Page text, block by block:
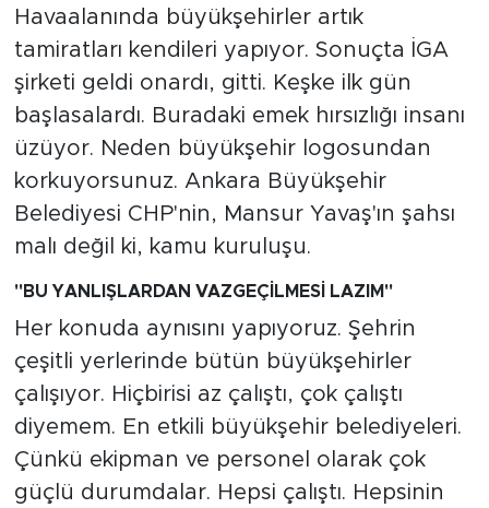
Havaalanında büyükşehirler artık
tamiratları kendileri yapıyor. Sonuçta İGA
şirketi geldi onardı, gitti. Keşke ilk gün
başlasalardı. Buradaki emek hırsızlığı insanı
üzüyor. Neden büyükşehir logosundan
korkuyorsunuz. Ankara Büyükşehir
Belediyesi CHP'nin, Mansur Yavaş'ın şahsı
malı değil ki, kamu kuruluşu.
"BU YANLIŞLARDAN VAZGEÇİLMESİ LAZIM"
Her konuda aynısını yapıyoruz. Şehrin
çeşitli yerlerinde bütün büyükşehirler
çalışıyor. Hiçbirisi az çalıştı, çok çalıştı
diyemem. En etkili büyükşehir belediyeleri.
Çünkü ekipman ve personel olarak çok
güçlü durumdalar. Hepsi çalıştı. Hepsinin